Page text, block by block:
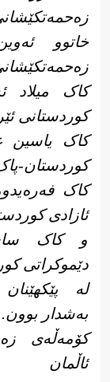
خاتوو
کاک میلاد
کوردستانی
کاک یاسین
کوردستان-
کاک
ئازادی
و کاک
دێموکراتی
لە
بەشدار بوون.
کۆمەڵەی
ئاڵمان